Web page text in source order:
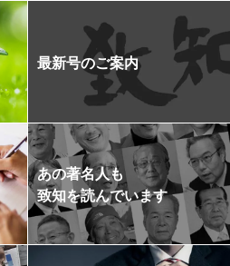
最新号のご案内
あの著名人も
致知を読んでいます